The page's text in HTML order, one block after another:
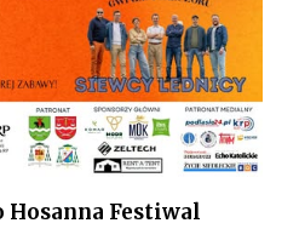
Hosanna Festiwal